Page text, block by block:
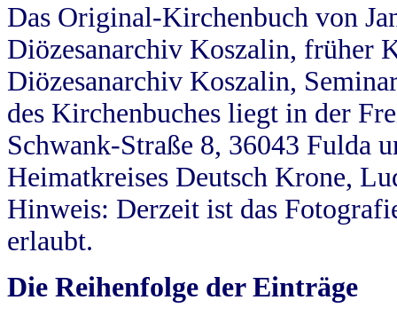
Das Original-Kirchenbuch von
Diözesanarchiv Koszalin, früher
Diözesanarchiv Koszalin,
des Kirchenbuches liegt in der
Schwank-Straße 8, 36043 Fulda
Heimatkreises Deutsch Krone,
Hinweis: Derzeit ist das
erlaubt.
Die Reihenfolge der Einträge